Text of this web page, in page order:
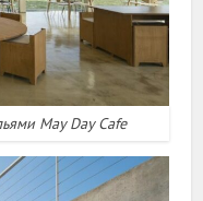
May Day Cafe